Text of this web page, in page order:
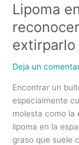
Lipoma
extirparlo
Deja un
Encontrar un
especialmente
molesta como la
lipoma en la
graso que suele